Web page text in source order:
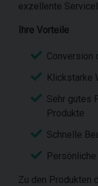
exzellente
Ihre Vorteile
Conversion
Klickstarke
Sehr gutes
Produkte
Schnelle
Zu den Produkten